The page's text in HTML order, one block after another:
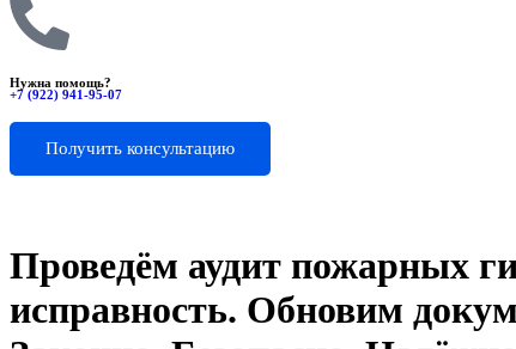
Нужна помощь?
+7 (922) 941-95-07
Получить консультацию
Проведём аудит пожарных
исправность. Обновим